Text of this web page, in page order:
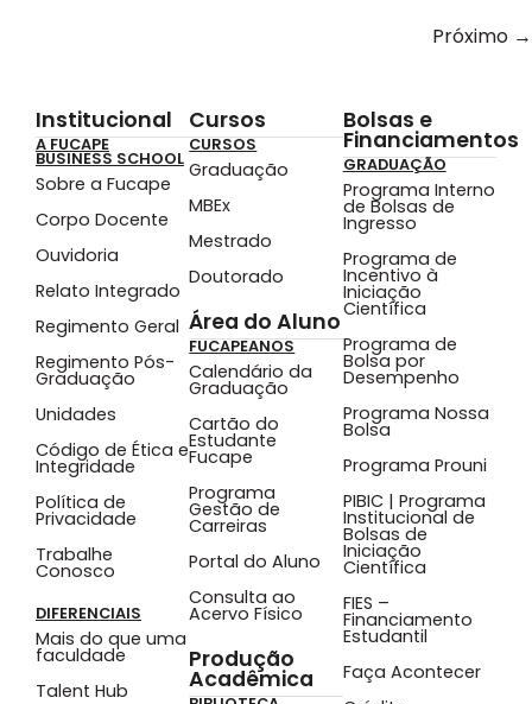
Próximo →
Institucional
A FUCAPE
BUSINESS SCHOOL
Sobre a Fucape
Corpo Docente
Ouvidoria
Relato Integrado
Regimento Geral
Regimento Pós-
Graduação
Unidades
Código de Ética e
Integridade
Política de
Privacidade
Trabalhe
Conosco
DIFERENCIAIS
Mais do que uma
faculdade
Talent Hub
Cursos
CURSOS
Graduação
MBEx
Mestrado
Doutorado
Área do Aluno
FUCAPEANOS
Calendário da
Graduação
Cartão do
Estudante
Fucape
Programa
Gestão de
Carreiras
Portal do Aluno
Consulta ao
Acervo Físico
Produção
Acadêmica
Bolsas e
Financiamentos
GRADUAÇÃO
Programa Interno
de Bolsas de
Ingresso
Programa de
Incentivo à
Iniciação
Científica
Programa de
Bolsa por
Desempenho
Programa Nossa
Bolsa
Programa Prouni
PIBIC | Programa
Institucional de
Bolsas de
Iniciação
Científica
FIES –
Financiamento
Estudantil
Faça Acontecer